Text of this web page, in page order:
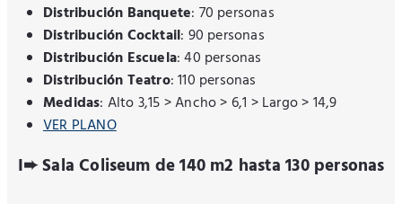
Distribución Banquete: 70 personas
Distribución Cocktail: 90 personas
Distribución Escuela: 40 personas
Distribución Teatro: 110 personas
Medidas: Alto 3,15 > Ancho > 6,1 > Largo > 14,9
VER PLANO
I➨ Sala Coliseum de 140 m2 hasta 130 personas